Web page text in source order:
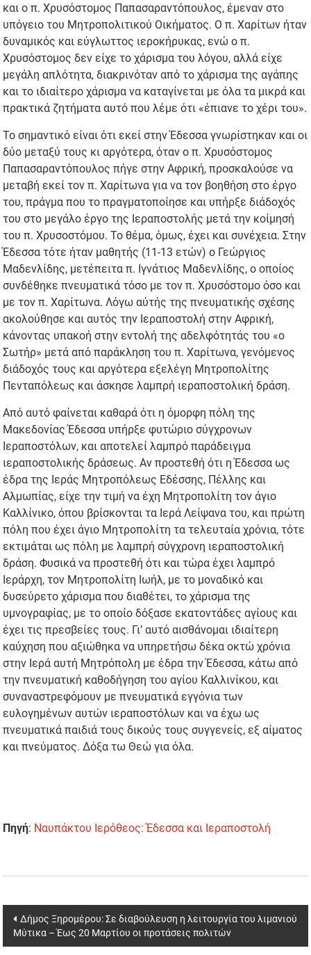
και ο π. Χρυσόστομος Παπασαραντόπουλος, έμεναν στο
υπόγειο του Μητροπολιτικού Οικήματος. Ο π. Χαρίτων ήταν
δυναμικός και εύγλωττος ιεροκήρυκας, ενώ ο π.
Χρυσόστομος δεν είχε το χάρισμα του λόγου, αλλά είχε
μεγάλη απλότητα, διακρινόταν από το χάρισμα της αγάπης
και το ιδιαίτερο χάρισμα να καταγίνεται με όλα τα μικρά και
πρακτικά ζητήματα αυτό που λέμε ότι «έπιανε το χέρι του».
Το σημαντικό είναι ότι εκεί στην Έδεσσα γνωρίστηκαν και οι
δύο μεταξύ τους κι αργότερα, όταν ο π. Χρυσόστομος
Παπασαραντόπουλος πήγε στην Αφρική, προσκαλούσε να
μεταβή εκεί τον π. Χαρίτωνα για να τον βοηθήση στο έργο
του, πράγμα που το πραγματοποίησε και υπήρξε διάδοχός
του στο μεγάλο έργο της Ιεραποστολής μετά την κοίμησή
του π. Χρυσοστόμου. Το θέμα, όμως, έχει και συνέχεια. Στην
Έδεσσα τότε ήταν μαθητής (11-13 ετών) ο Γεώργιος
Μαδενλίδης, μετέπειτα π. Ιγνάτιος Μαδενλίδης, ο οποίος
συνδέθηκε πνευματικά τόσο με τον π. Χρυσόστομο όσο και
με τον π. Χαρίτωνα. Λόγω αύτής της πνευματικής σχέσης
ακολούθησε και αυτός την Ιεραποστολή στην Αφρική,
κάνοντας υπακοή στην εντολή της αδελφότητάς του «ο
Σωτήρ» μετά από παράκληση του π. Χαρίτωνα, γενόμενος
διάδοχός τους και αργότερα εξελέγη Μητροπολίτης
Πενταπόλεως και άσκησε λαμπρή ιεραποστολική δράση.
Από αυτό φαίνεται καθαρά ότι η όμορφη πόλη της
Μακεδονίας Έδεσσα υπήρξε φυτώριο σύγχρονων
Ιεραποστόλων, και αποτελεί λαμπρό παράδειγμα
ιεραποστολικής δράσεως. Αν προστεθή ότι η Έδεσσα ως
έδρα της Ιεράς Μητροπόλεως Εδέσσης, Πέλλης και
Αλμωπίας, είχε την τιμή να έχη Μητροπολίτη τον άγιο
Καλλίνικο, όπου βρίσκονται τα Ιερά Λείψανα του, και πρώτη
πόλη που έχει άγιο Μητροπολίτη τα τελευταία χρόνια, τότε
εκτιμάται ως πόλη με λαμπρή σύγχρονη ιεραποστολική
δράση. Φυσικά να προστεθή ότι και τώρα έχει λαμπρό
Ιεράρχη, τον Μητροπολίτη Ιωήλ, με το μοναδικό και
δυσεύρετο χάρισμα που διαθέτει, το χάρισμα της
υμνογραφίας, με το οποίο δόξασε εκατοντάδες αγίους και
έχει τις πρεσβείες τους. Γι’ αυτό αισθάνομαι ιδιαίτερη
καύχηση που αξιώθηκα να υπηρετήσω δέκα οκτώ χρόνια
στην Ιερά αυτή Μητρόπολη με έδρα την Έδεσσα, κάτω από
την πνευματική καθοδήγηση του αγίου Καλλινίκου, και
συναναστρεφόμουν με πνευματικά εγγόνια των
ευλογημένων αυτών ιεραποστόλων και να έχω ως
πνευματικά παιδιά τους δικούς τους συγγενείς, εξ αίματος
και πνεύματος. Δόξα τω Θεώ για όλα.
Πηγή: Ναυπάκτου Ιερόθεος: Έδεσσα και Ιεραποστολή
Post
navigation
Δήμος Ξηρομέρου: Σε διαβούλευση η λειτουργία του λιμανιού
Μύτικα – Έως 20 Μαρτίου οι προτάσεις πολιτών